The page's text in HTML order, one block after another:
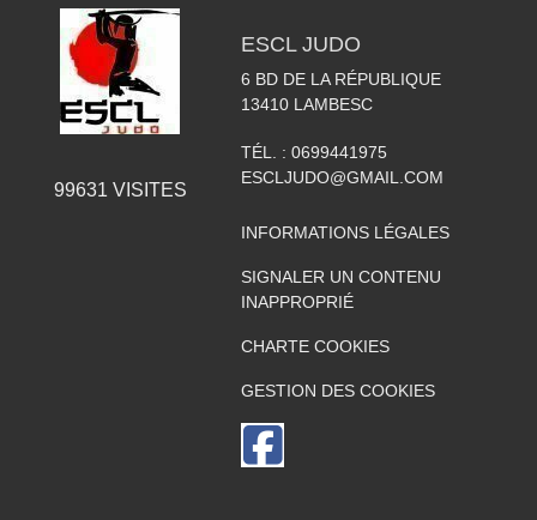
99631 VISITES
ESCL JUDO
6 BD DE LA RÉPUBLIQUE
13410 LAMBESC
TÉL. : 0699441975
ESCLJUDO@GMAIL.COM
INFORMATIONS LÉGALES
SIGNALER UN CONTENU
INAPPROPRIÉ
CHARTE COOKIES
GESTION DES COOKIES